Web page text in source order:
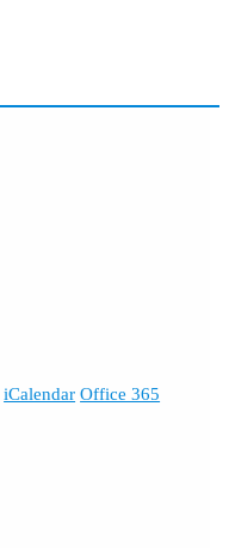
iCalendar Office 365